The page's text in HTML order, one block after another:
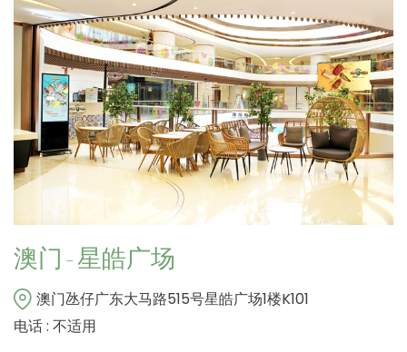
澳门 - 星皓广场
澳门氹仔广东大马路515号星皓广场1楼K101
电话 : 不适用